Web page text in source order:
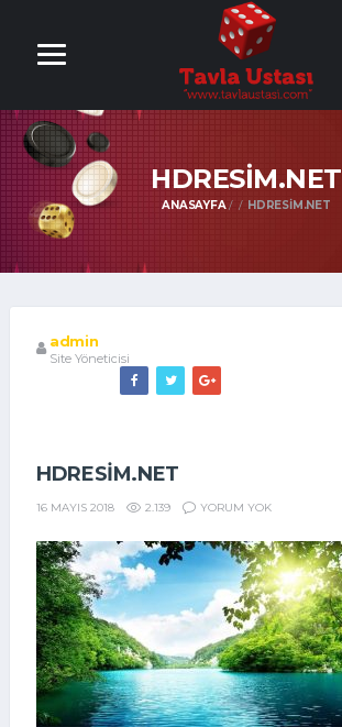
ONLİNE TAVLA
OYNA
HDRESIM.NET
ANASAYFA HDRESIM.NET
admin
Site Yöneticisi
HDRESIM.NET
16 MAYIS 2018 2.139 YORUM YOK